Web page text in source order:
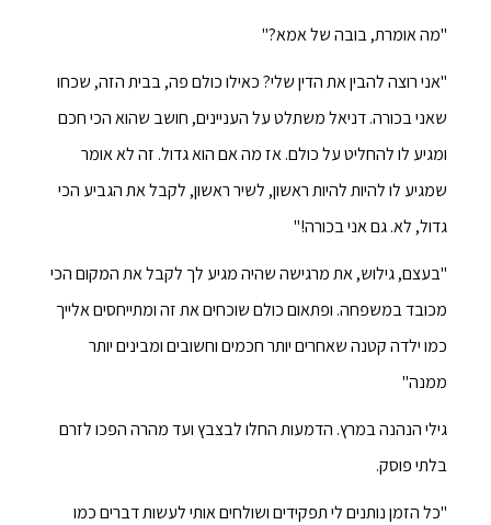
"מה אומרת, בובה של אמא?"
"אני רוצה להבין את הדין שלי? כאילו כולם פה, בבית הזה, שכחו
שאני בכורה. דניאל משתלט על העניינים, חושב שהוא הכי חכם
ומגיע לו להחליט על כולם. אז מה אם הוא גדול. זה לא אומר
שמגיע לו להיות להיות ראשון, לשיר ראשון, לקבל את הגביע הכי
גדול, לא. גם אני בכורה!"
"בעצם, גילוש, את מרגישה שהיה מגיע לך לקבל את המקום הכי
מכובד במשפחה. ופתאום כולם שוכחים את זה ומתייחסים אלייך
כמו ילדה קטנה שאחרים יותר חכמים וחשובים ומבינים יותר
ממנה"
גילי הנהנה במרץ. הדמעות החלו לבצבץ ועד מהרה הפכו לזרם
בלתי פוסק.
"כל הזמן נותנים לי תפקידים ושולחים אותי לעשות דברים כמו